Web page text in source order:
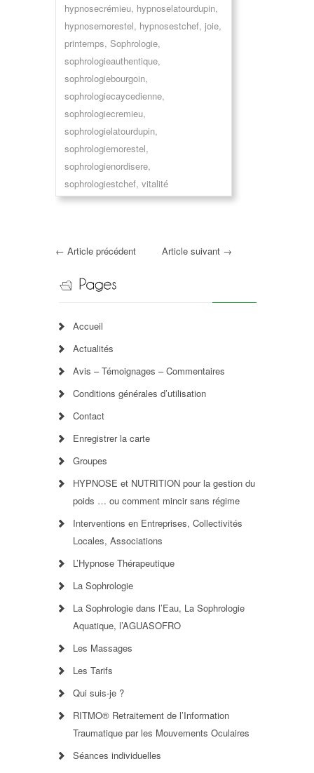
hypnosecrémieu, hypnoselatourdupin,
hypnosemorestel, hypnosestchef, joie,
printemps, Sophrologie,
sophrologieauthentique,
sophrologiebourgoin,
sophrologiecaycedienne,
sophrologiecremieu,
sophrologielatourdupin,
sophrologiemorestel,
sophrologienordisere,
sophrologiestchef, vitalité
← Article précédent Article suivant →
Accueil
Actualités
Avis – Témoignages – Commentaires
Conditions générales d’utilisation
Contact
Enregistrer la carte
Groupes
HYPNOSE et NUTRITION pour la gestion du
poids … ou comment mincir sans régime
Interventions en Entreprises, Collectivités
Locales, Associations
L’Hypnose Thérapeutique
La Sophrologie
La Sophrologie dans l’Eau, La Sophrologie
Aquatique, l’AGUASOFRO
Les Massages
Les Tarifs
Qui suis-je ?
RITMO® Retraitement de l’Information
Traumatique par les Mouvements Oculaires
Séances individuelles